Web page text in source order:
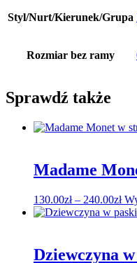
Styl/Nurt/Kierunek/Grupa
Rozmiar bez ramy
Sprawdź także
Madame
130.00zł – 240.00zł
cen:
Dziewczyna